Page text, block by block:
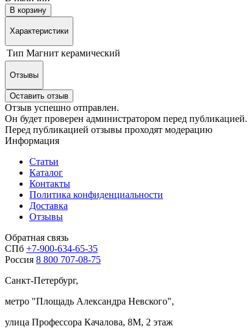
В корзину
Характеристики
Тип Магнит керамический
Отзывы
Оставить отзыв
Отзыв успешно отправлен.
Он будет проверен администратором перед публикацией.
Перед публикацией отзывы проходят модерацию
Информация
Статьи
Каталог
Контакты
Политика конфиденциальности
Доставка
Отзывы
Обратная связь
СПб +7-900-634-65-35
Россия 8 800 707-08-75
Санкт-Петербург,
метро "Площадь Александра Невского",
улица Профессора Качалова, 8М, 2 этаж